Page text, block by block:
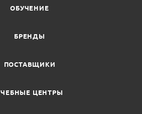
ОБУЧЕНИЕ
БРЕНДЫ
ПОСТАВЩИКИ
ЦЕНТРЫ